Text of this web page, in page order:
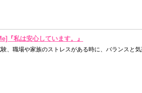
『私は安心しています。』
、職場や家族のストレスがある時に、バランスと